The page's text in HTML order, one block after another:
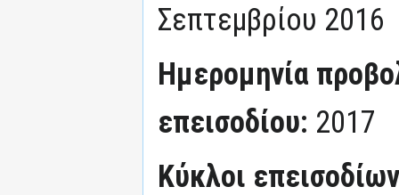
Σεπτεμβρίου 2016
Ημερομηνία
επεισοδίου: 2017
Κύκλοι